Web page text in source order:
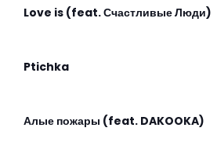
Love is (feat. Счастливые Люди)
Ptichka
Алые пожары (feat. DAKOOKA)